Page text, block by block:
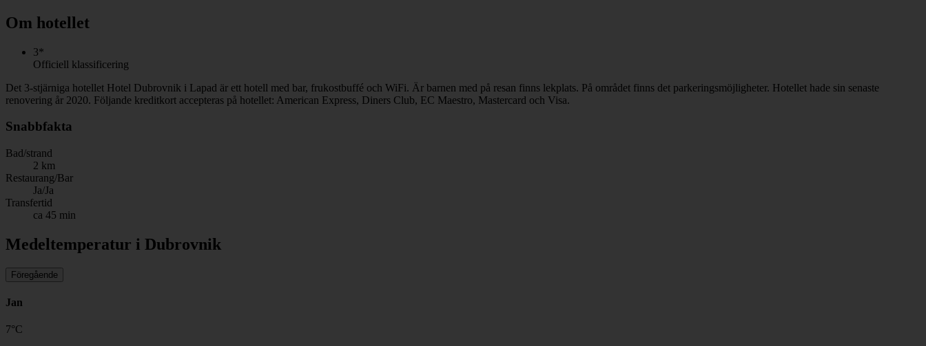
Om hotellet
3*
Officiell klassificering
Det 3-stjärniga hotellet Hotel Dubrovnik i Lapad är ett hotell med bar, frukostbuffé och WiFi. Är barnen med på resan finns lekplats. På området finns det parkeringsmöjligheter. Hotellet hade sin senaste
renovering år 2020. Följande kreditkort accepteras på hotellet: American Express, Diners Club, EC Maestro, Mastercard och Visa.
Snabbfakta
Bad/strand
2 km
Restaurang/Bar
Ja/Ja
Transfertid
ca 45 min
Medeltemperatur i Dubrovnik
Föregående
Jan
7°C